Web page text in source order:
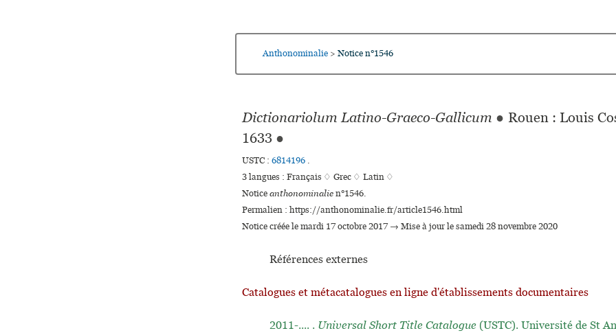
Anthonominalie > Notice n°1546
Dictionariolum Latino-Graeco-Gallicum ● Rouen : Louis
1633 ●
USTC : 6814196 .
3 langues : Français ♢ Grec ♢ Latin ♢
Noticeanthonominalien°1546.
Permalien : https://anthonominalie.fr/article1546.html
Notice créée le mardi 17 octobre 2017 → Mise à jour le samedi 28 novembre 2020
Références externes
Catalogues et métacatalogues en ligne d'établissements documentaires
2011-.... . Universal Short Title Catalogue (USTC). Université de St